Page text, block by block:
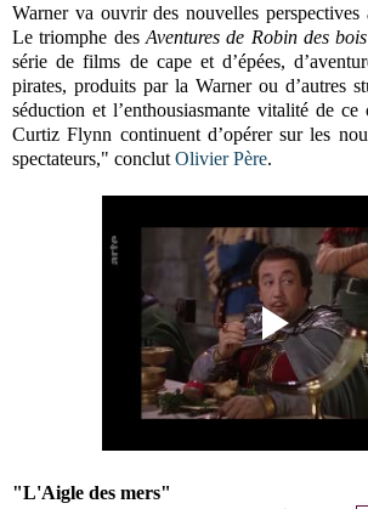
Warner va ouvrir des nouvelles perspectives
Le triomphe des Aventures de Robin des bois
série de films de cape et d’épées,
pirates, produits par la Warner ou d’autres
séduction et l’enthousiasmante vitalité de
Curtiz Flynn continuent d’opérer sur les
spectateurs," conclut Olivier Père.
"L'Aigle des mers"